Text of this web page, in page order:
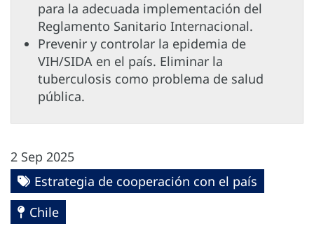
para la adecuada implementación del
Reglamento Sanitario Internacional.
Prevenir y controlar la epidemia de
VIH/SIDA en el país. Eliminar la
tuberculosis como problema de salud
pública.
2 Sep 2025
Estrategia de cooperación con el país
Chile